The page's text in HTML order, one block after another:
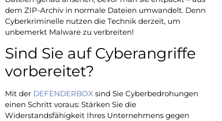
dem ZIP-Archiv in normale Dateien umwandelt. Denn
Cyberkriminelle nutzen die Technik derzeit, um
unbemerkt Malware zu verbreiten!
Sind Sie auf Cyberangriffe
vorbereitet?
Mit der DEFENDERBOX sind Sie Cyberbedrohungen
einen Schritt voraus: Stärken Sie die
Widerstandsfähigkeit Ihres Unternehmens gegen